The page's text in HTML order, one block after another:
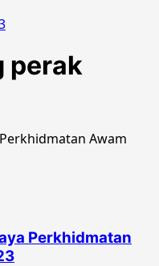
perak
Perkhidmatan